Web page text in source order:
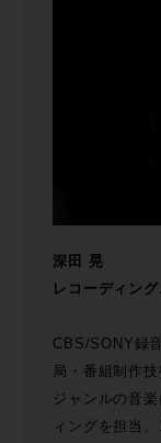
深田 晃
レコーディン
CBS/SONY録
局・番組制作
ジャンルの音
ィングを担当